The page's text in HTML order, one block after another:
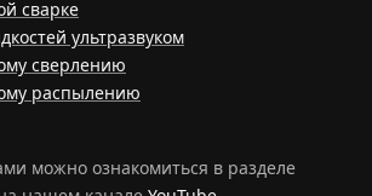
сварке
ультразвуком
сверлению
распылению
можно ознакомиться в разделе